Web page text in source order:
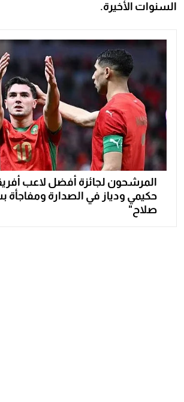
السنوات الأخيرة.
حكيمي ودياز في الصدارة
صلاح"